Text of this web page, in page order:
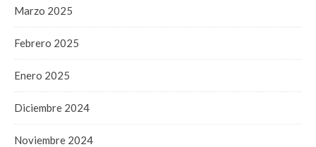
Marzo 2025
Febrero 2025
Enero 2025
Diciembre 2024
Noviembre 2024